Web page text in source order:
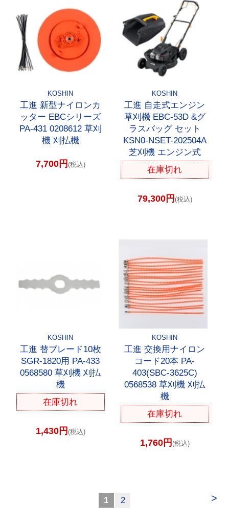
KOSHIN
工進 新型ナイロンカ
ッター EBCシリーズ
PA-431 0208612 草刈
機 刈払機
7,700円 (税込)
KOSHIN
工進 自走式エンジン
草刈機 EBC-53D &グ
ラスバッグ セット
KSN0-NSET-202504A
芝刈機 エンジン式
在庫切れ
79,300円 (税込)
KOSHIN
工進 替ブレード10枚
SGR-1820用 PA-433
0568580 草刈機 刈払
機
在庫切れ
1,430円 (税込)
KOSHIN
工進 交換用ナイロン
コード20本 PA-
403(SBC-3625C)
0568538 草刈機 刈払
機
在庫切れ
1,760円 (税込)
>
1 2